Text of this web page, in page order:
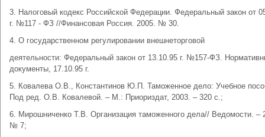
3. Налоговый кодекс Российской Федерации. Федеральный закон от
г. №117 - ФЗ //Финансовая Россия. 2005. № 30.
4. О государственном регулировании внешнеторговой
деятельности: Федеральный закон от 13.10.95 г. №157-ФЗ.
документы, 17.10.95 г.
5. Ковалева О.В., Константинов Ю.П. Таможенное дело: Учебное
Под ред. О.В. Ковалевой. – М.: Приориздат, 2003. – 320 с.;
6. Мирошниченко Т.В. Организация таможенного дела// Ведомости. –
№ 7;